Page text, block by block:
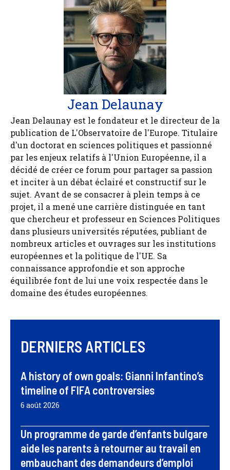
Jean Delaunay
Jean Delaunay est le fondateur et le directeur de la
publication de L'Observatoire de l'Europe. Titulaire
d'un doctorat en sciences politiques et passionné
par les enjeux relatifs à l'Union Européenne, il a
décidé de créer ce forum pour partager sa passion
et inciter à un débat éclairé et constructif sur le
sujet. Avant de se consacrer à plein temps à ce
projet, il a mené une carrière distinguée en tant
que chercheur et professeur en Sciences Politiques
dans plusieurs universités réputées, publiant de
nombreux articles et ouvrages sur les institutions
européennes et la politique de l'UE. Sa
connaissance approfondie et son approche
équilibrée font de lui une voix respectée dans le
domaine des études européennes.
DERNIERS ARTICLES
A history of own goals: Gianni Infantino’s
timeline of FIFA controversies
6 août 2026
Un programme de garde d’enfants bulgare
aide les parents à retourner au travail en
embauchant des demandeurs d’emploi